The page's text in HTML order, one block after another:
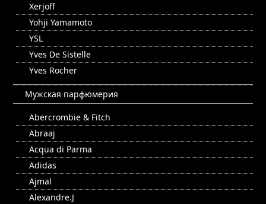
Xerjoff
Yohji Yamamoto
YSL
Yves De Sistelle
Yves Rocher
Мужская парфюмерия
Abercrombie & Fitch
Abraaj
Acqua di Parma
Adidas
Ajmal
Alexandre.J